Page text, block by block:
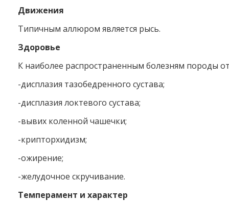
Движения
Типичным аллюром является рысь.
Здоровье
К наиболее распространенным болезням породы
-дисплазия тазобедренного сустава;
-дисплазия локтевого сустава;
-вывих коленной чашечки;
-крипторхидизм;
-ожирение;
-желудочное скручивание.
Темперамент и характер